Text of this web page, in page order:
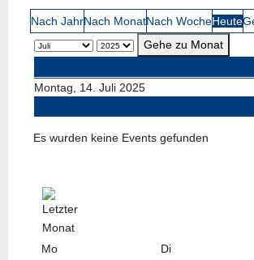
Nach JahrNach MonatNach WocheHeute
Gehe zu Monat
Montag, 14. Juli 2025
Es wurden keine Events gefunden
Mo Di